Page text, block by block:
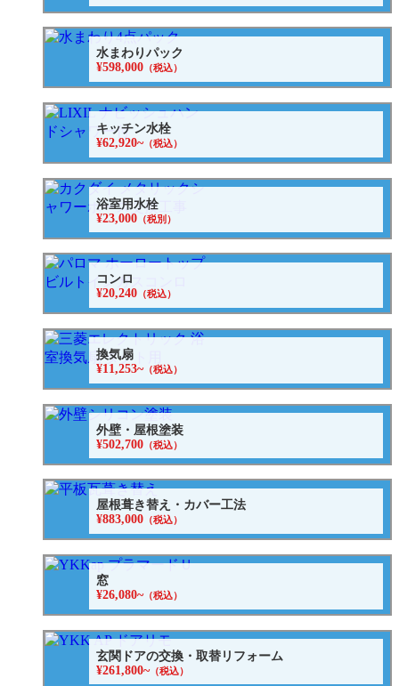
水まわりパック
¥598,000 （税込）
キッチン水栓
¥62,920~（税込）
浴室用水栓
¥23,000 （税別）
コンロ
¥20,240 （税込）
換気扇
¥11,253~（税込）
外壁・屋根塗装
¥502,700 （税込）
屋根葺き替え・カバー工法
¥883,000 （税込）
窓
¥26,080~（税込）
玄関ドアの交換・取替リフォーム
¥261,800~（税込）